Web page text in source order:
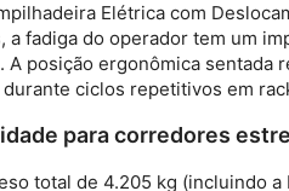
Elétrica com
a fadiga do operador tem um
A posição ergonômica sentada
ciclos repetitivos em
para corredores
total de 4.205 kg (incluindo